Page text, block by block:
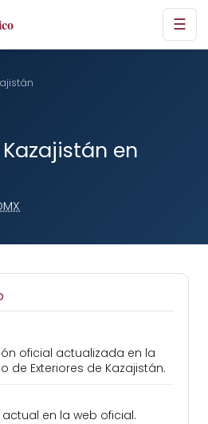
☰
en
oficial actualizada en la
de Exteriores de Kazajistán.
en la web oficial.